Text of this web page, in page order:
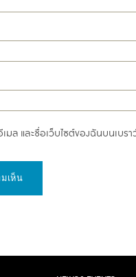
มล และชื่อเว็บไซต์ของฉันบนเบร